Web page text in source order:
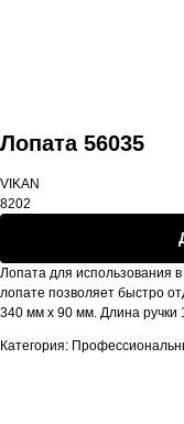
Лопата 56035
VIKAN
8202
Лопата для
лопате позволяет быстро
340 мм х 90 мм. Длина ручки
Категория: